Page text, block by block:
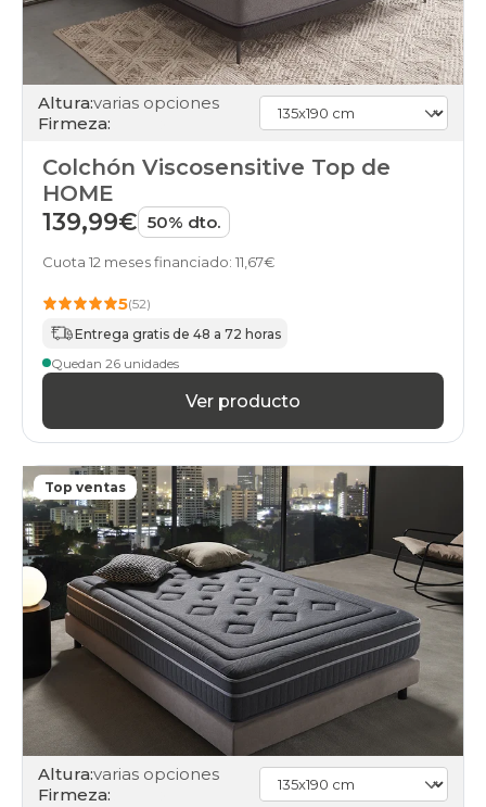
Altura:varias opciones
Firmeza:
Colchón Viscosensitive Top de
HOME
139,99€ 50% dto.
Cuota 12 meses financiado: 11,67€
5(52)
Entrega gratis de 48 a 72 horas
Quedan 26 unidades
Ver producto
Top ventas
Altura:varias opciones
Firmeza: